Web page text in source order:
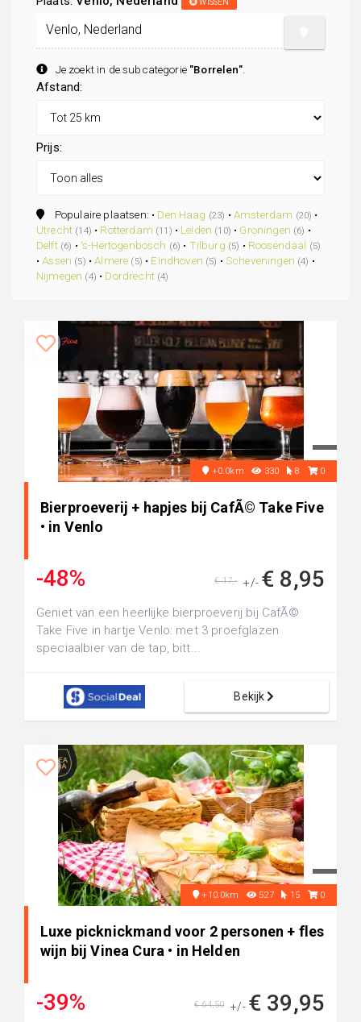
Je zoekt in de subcategorie "Borrelen".
Afstand:
Prijs:
Populaire plaatsen: • Den Haag (23) • Amsterdam (20) •
Utrecht (14) • Rotterdam (11) • Leiden (10) • Groningen (6) •
Delft (6) • 's-Hertogenbosch (6) • Tilburg (5) • Roosendaal (5)
•Assen (5) •Almere (5) • Eindhoven (5) • Scheveningen (4) •
Nijmegen (4) • Dordrecht (4)
+0.0km 330 8 0
Bierproeverij + hapjes bij CafÃ© Take Five
• in Venlo
-48% +/- € 8,95
€ 17,-
Geniet van een heerlijke bierproeverij bij CafÃ©
Take Five in hartje Venlo: met 3 proefglazen
speciaalbier van de tap, bitt...
Bekijk
+10.0km 527 15 0
Luxe picknickmand voor 2 personen + fles
wijn bij Vinea Cura • in Helden
-39% +/- € 39,95
€ 64,50